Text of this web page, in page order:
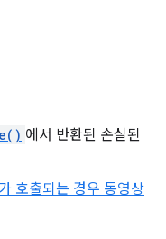
에서 반환된 손실된
가 호출되는 경우 동영상